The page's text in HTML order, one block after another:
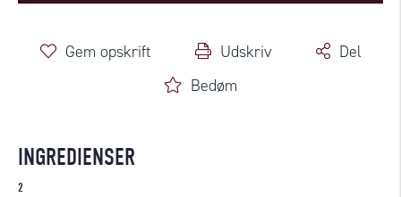
Gem opskrift Udskriv
Del
Bedøm
INGREDIENSER
2